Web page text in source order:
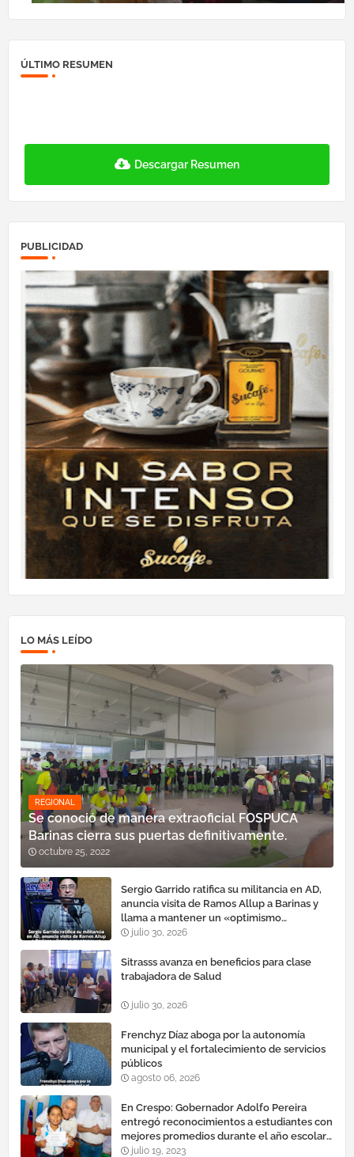
ÚLTIMO RESUMEN
Descargar Resumen
PUBLICIDAD
LO MÁS LEÍDO
REGIONAL
Se conoció de manera extraoficial FOSPUCA
Barinas cierra sus puertas definitivamente.
octubre 25, 2022
Sergio Garrido ratifica su militancia en AD,
anuncia visita de Ramos Allup a Barinas y
llama a mantener un «optimismo
cauteloso»
julio 30, 2026
Sitrasss avanza en beneficios para clase
trabajadora de Salud
julio 30, 2026
Frenchyz Díaz aboga por la autonomía
municipal y el fortalecimiento de servicios
públicos
agosto 06, 2026
En Crespo: Gobernador Adolfo Pereira
entregó reconocimientos a estudiantes con
mejores promedios durante el año escolar
2022 – 2023
julio 19, 2023